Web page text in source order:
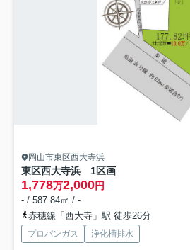
岡山市東区西大寺浜
東区西大寺浜 1区画
1,778万2,000円
- / 587.84㎡ / -
赤穂線「西大寺」駅 徒歩26分
プロパンガス 浄化槽排水